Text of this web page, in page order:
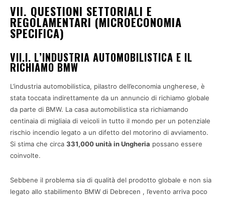
VII. QUESTIONI SETTORIALI E
REGOLAMENTARI (MICROECONOMIA
SPECIFICA)
VII.I. L’INDUSTRIA AUTOMOBILISTICA E IL
RICHIAMO BMW
L’industria automobilistica, pilastro dell’economia ungherese, è
stata toccata indirettamente da un annuncio di richiamo globale
da parte di BMW. La casa automobilistica sta richiamando
centinaia di migliaia di veicoli in tutto il mondo per un potenziale
rischio incendio legato a un difetto del motorino di avviamento.
Si stima che circa 331,000 unità in Ungheria possano essere
coinvolte.
Sebbene il problema sia di qualità del prodotto globale e non sia
legato allo stabilimento BMW di Debrecen , l’evento arriva poco